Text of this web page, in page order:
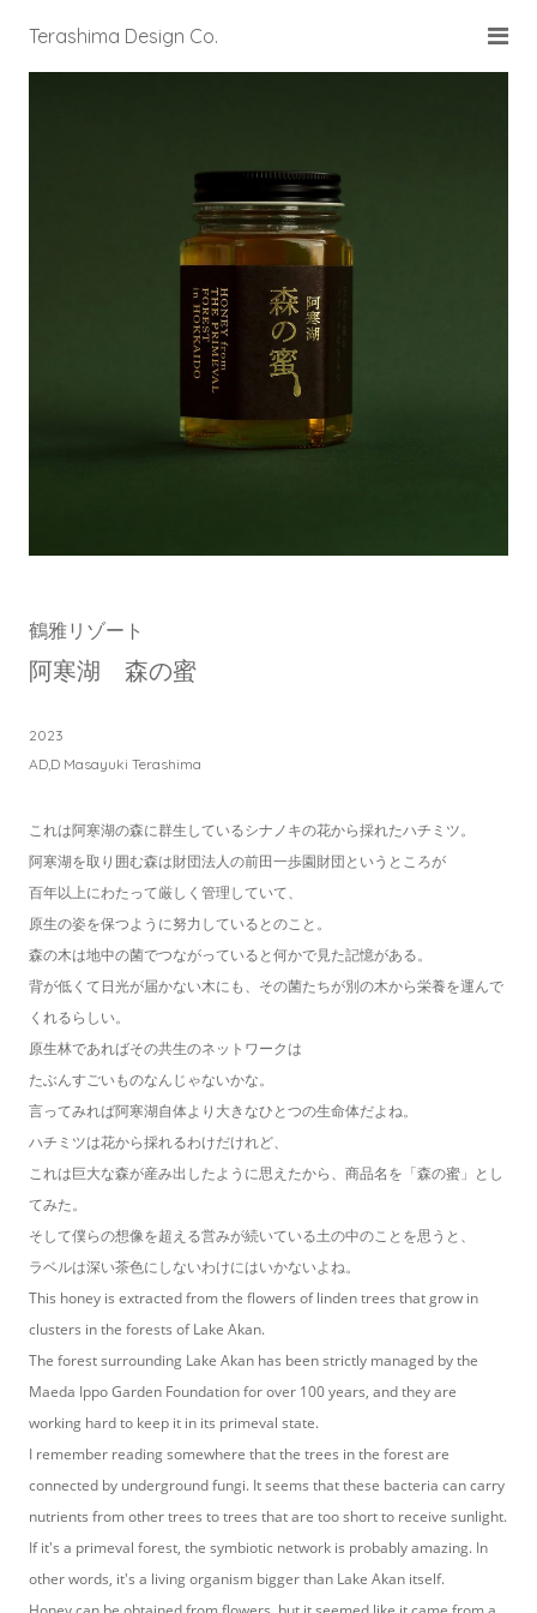
Terashima Design Co.
鶴雅リゾート
阿寒湖 森の蜜
2023
AD,D Masayuki Terashima
これは阿寒湖の森に群生しているシナノキの花から採れたハチミツ。
阿寒湖を取り囲む森は財団法人の前田一歩園財団というところが
百年以上にわたって厳しく管理していて、
原生の姿を保つように努力しているとのこと。
森の木は地中の菌でつながっていると何かで見た記憶がある。
背が低くて日光が届かない木にも、その菌たちが別の木から栄養を運んで
くれるらしい。
原生林であればその共生のネットワークは
たぶんすごいものなんじゃないかな。
言ってみれば阿寒湖自体より大きなひとつの生命体だよね。
ハチミツは花から採れるわけだけれど、
これは巨大な森が産み出したように思えたから、商品名を「森の蜜」とし
てみた。
そして僕らの想像を超える営みが続いている土の中のことを思うと、
ラベルは深い茶色にしないわけにはいかないよね。
This honey is extracted from the flowers of linden trees that grow in
clusters in the forests of Lake Akan.
The forest surrounding Lake Akan has been strictly managed by the
Maeda Ippo Garden Foundation for over 100 years, and they are
working hard to keep it in its primeval state.
I remember reading somewhere that the trees in the forest are
connected by underground fungi. It seems that these bacteria can carry
nutrients from other trees to trees that are too short to receive sunlight.
If it's a primeval forest, the symbiotic network is probably amazing. In
other words, it's a living organism bigger than Lake Akan itself.